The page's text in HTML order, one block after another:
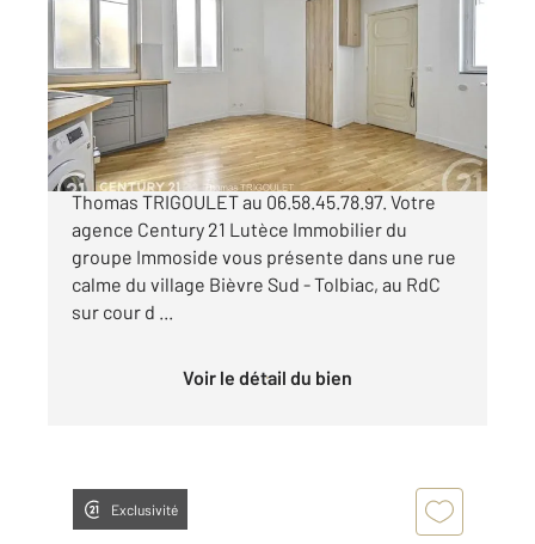
Ref : 6500
Appartement F3 à vendre
450 000 €
PARIS 13e - Pied Butte aux Cailles. Contact:
Thomas TRIGOULET au 06.58.45.78.97. Votre
agence Century 21 Lutèce Immobilier du
groupe Immoside vous présente dans une rue
calme du village Bièvre Sud - Tolbiac, au RdC
sur cour d ...
Voir le détail du bien
Exclusivité